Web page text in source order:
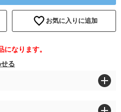
お気に入りに追加
る
なります。